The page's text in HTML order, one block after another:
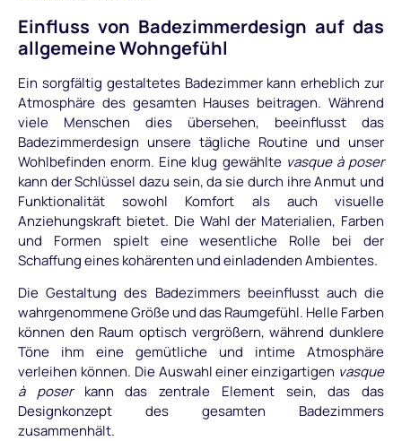
Einfluss von Badezimmerdesign auf das
allgemeine Wohngefühl
Ein sorgfältig gestaltetes Badezimmer kann erheblich zur
Atmosphäre des gesamten Hauses beitragen. Während
viele Menschen dies übersehen, beeinflusst das
Badezimmerdesign unsere tägliche Routine und unser
Wohlbefinden enorm. Eine klug gewählte vasque à poser
kann der Schlüssel dazu sein, da sie durch ihre Anmut und
Funktionalität sowohl Komfort als auch visuelle
Anziehungskraft bietet. Die Wahl der Materialien, Farben
und Formen spielt eine wesentliche Rolle bei der
Schaffung eines kohärenten und einladenden Ambientes.
Die Gestaltung des Badezimmers beeinflusst auch die
wahrgenommene Größe und das Raumgefühl. Helle Farben
können den Raum optisch vergrößern, während dunklere
Töne ihm eine gemütliche und intime Atmosphäre
verleihen können. Die Auswahl einer einzigartigen vasque
à poserkann das zentrale Element sein, das das
Designkonzept des gesamten Badezimmers
zusammenhält.